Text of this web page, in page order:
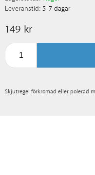
Leveranstid: 5-7 dagar
149 kr
Skjutregel förkromad eller polerad